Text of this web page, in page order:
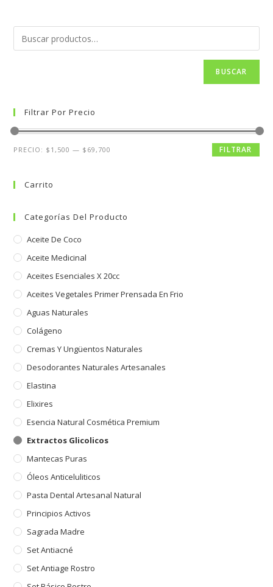
BUSCAR
Filtrar Por Precio
FILTRAR
PRECIO: $1,500 — $69,700
Carrito
Categorías Del Producto
Aceite De Coco
Aceite Medicinal
Aceites Esenciales X 20cc
Aceites Vegetales Primer Prensada En Frio
Aguas Naturales
Colágeno
Cremas Y Ungüentos Naturales
Desodorantes Naturales Artesanales
Elastina
Elixires
Esencia Natural Cosmética Premium
Extractos Glicolicos
Mantecas Puras
Óleos Anticeluliticos
Pasta Dental Artesanal Natural
Principios Activos
Sagrada Madre
Set Antiacné
Set Antiage Rostro